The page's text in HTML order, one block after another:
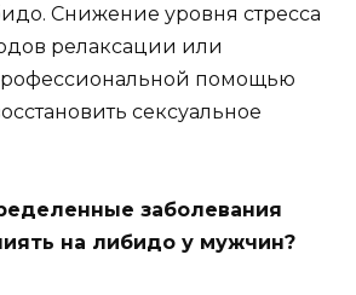
Снижение уровня стресса
релаксации или
помощью
сексуальное
заболевания
на либидо у мужчин?